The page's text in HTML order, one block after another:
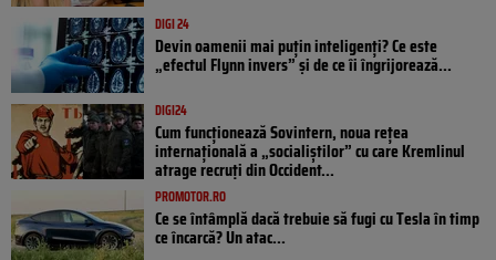
DIGI 24
Devin oamenii mai puțin inteligenți? Ce este
„efectul Flynn invers” și de ce îi îngrijorează...
DIGI24
Cum funcționează Sovintern, noua rețea
internațională a „socialiștilor” cu care Kremlinul
atrage recruți din Occident...
PROMOTOR.RO
Ce se întâmplă dacă trebuie să fugi cu Tesla în timp
ce încarcă? Un atac...